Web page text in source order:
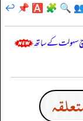
🔍
🧩
🅰️
📌
↩️
سہولت کے ساتھ